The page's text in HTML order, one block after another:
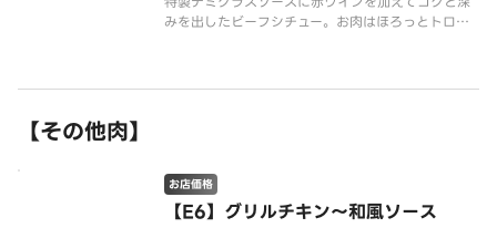
みを出したビーフシチュー。お肉はほろっとトロけ
【その他肉】
【E6】グリルチキン～和風ソース
お店価格